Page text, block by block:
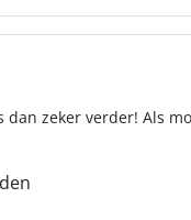
zeker verder! Als